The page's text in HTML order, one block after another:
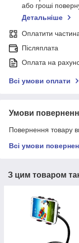
або гроші
Детальніше
Оплатити
Післяплата
Оплата на
Всі умови оплати
Умови
Повернення товару
Всі умови
З цим товаром